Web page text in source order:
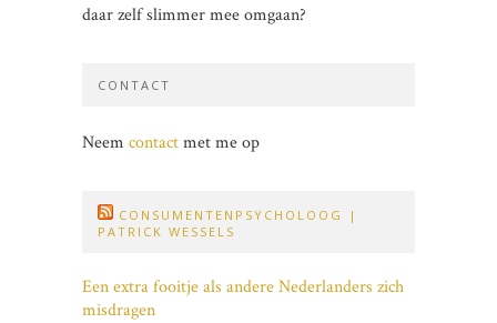
daar zelf slimmer mee omgaan?
CONTACT
Neem contactmet me op
CONSUMENTENPSYCHOLOOG |
PATRICK WESSELS
Een extra fooitje als andere Nederlanders zich
misdragen